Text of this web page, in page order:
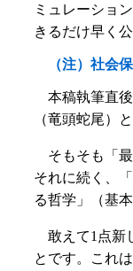
ミュレーショ
きるだけ早く
（注）社会
本稿執筆直
（竜頭蛇尾）
そもそも「
それに続く、
る哲学」（基
敢えて1点新
とです。これ